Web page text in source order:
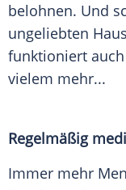
belohnen. Und
ungeliebten
funktioniert
vielem mehr...
Regelmäßig
Immer mehr